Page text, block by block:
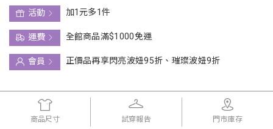
活動
加1元多1件
運費
全館商品滿$1000免運
會員
正價品再享閃亮波妞95折、璀璨波妞9折
商品尺寸 試穿報告 門市庫存